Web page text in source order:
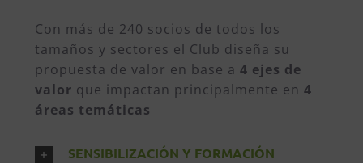
Con más de 240 socios de todos los
tamaños y sectores el Club diseña su
propuesta de valor en base a 4 ejes de
valor que impactan principalmente en 4
áreas temáticas
SENSIBILIZACIÓN Y FORMACIÓN